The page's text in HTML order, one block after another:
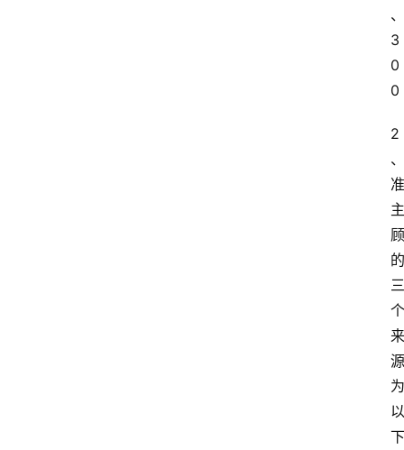
、
3
0
0
2
、
准
主
顾
的
三
个
来
源
为
以
下